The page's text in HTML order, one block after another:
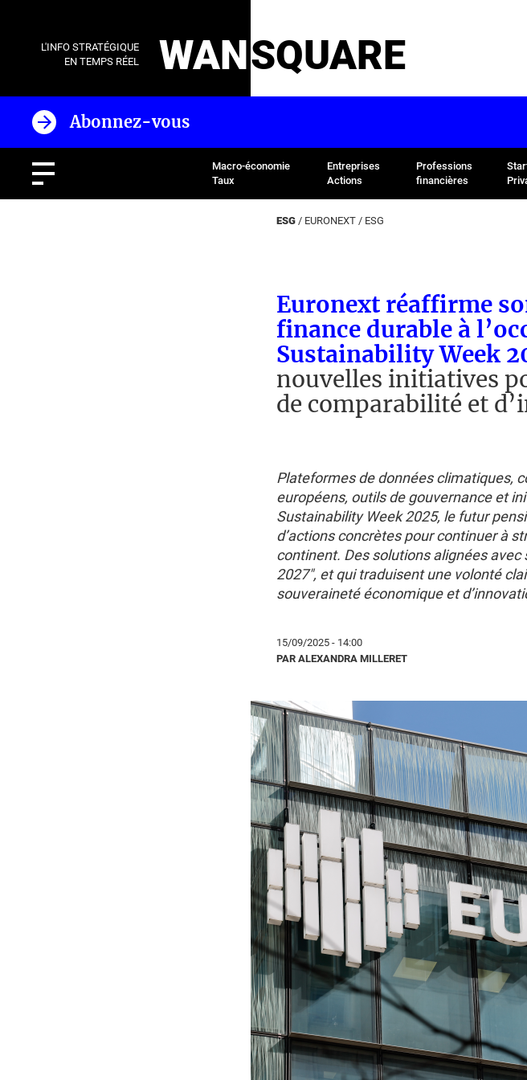
L'INFO STRATÉGIQUE
EN TEMPS RÉEL
WANSQUARE
Abonnez-vous
Macro-économie
Taux
Entreprises
Actions
Professions
financières
ESG / EURONEXT / ESG
Euronext réaffirme
finance durable à
Sustainability Week
nouvelles initiatives
de comparabilité et
Plateformes de données climatiques,
européens, outils de gouvernance et
Sustainability Week 2025, le futur
d’actions concrètes pour continuer à
continent. Des solutions alignées
2027", et qui traduisent une volonté
souveraineté économique et
15/09/2025 - 14:00
PAR ALEXANDRA MILLERET